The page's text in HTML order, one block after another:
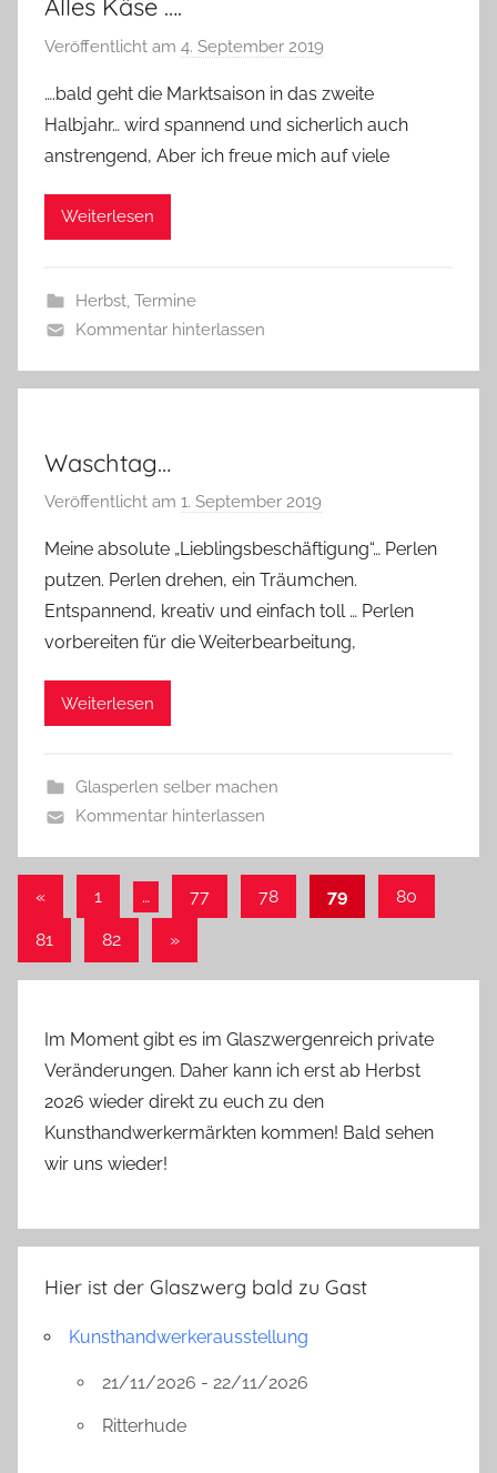
Alles Käse ….
Veröffentlicht am 4. September 2019
n
G
l
….bald geht die Marktsaison in das zweite
Halbjahr… wird spannend und sicherlich auch
anstrengend, Aber ich freue mich auf viele
Weiterlesen
Herbst, Termine
Kommentar hinterlassen
Waschtag…
Veröffentlicht am 1. September 2019
n
G
l
a
Meine absolute „Lieblingsbeschäftigung“… Perlen
putzen. Perlen drehen, ein Träumchen.
Entspannend, kreativ und einfach toll … Perlen
vorbereiten für die Weiterbearbeitung,
Weiterlesen
Glasperlen selber machen
Kommentar hinterlassen
Seitennummerierung
der
Beiträge
«Vorherige
1 … 77 78 79 80
81 82
Nächste
Beiträge
»
Im Moment gibt es im Glaszwergenreich private
Veränderungen. Daher kann ich erst ab Herbst
2026 wieder direkt zu euch zu den
Kunsthandwerkermärkten kommen! Bald sehen
wir uns wieder!
Hier ist der Glaszwerg bald zu Gast
Kunsthandwerkerausstellung
21/11/2026 - 22/11/2026
Ritterhude